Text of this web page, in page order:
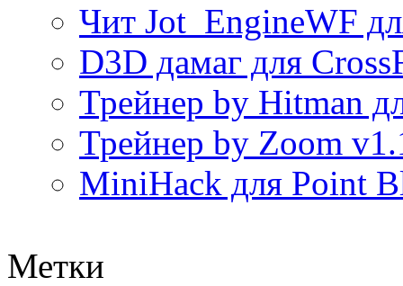
Чит Jot_EngineWF
D3D дамаг для
Трейнер by Hitman
Трейнер by Zoom
MiniHack для Point
Метки